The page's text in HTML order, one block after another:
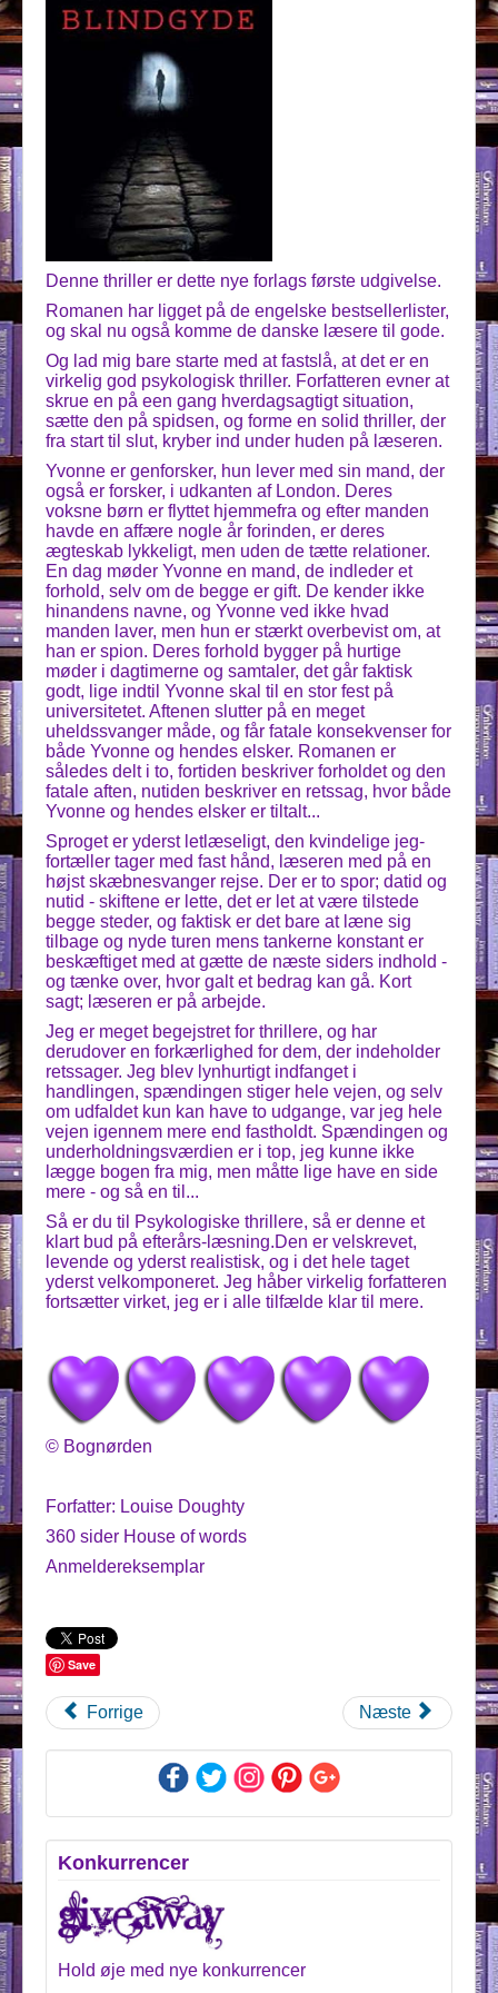
Denne thriller er dette nye forlags første udgivelse.
Romanen har ligget på de engelske bestsellerlister,
og skal nu også komme de danske læsere til gode.
Og lad mig bare starte med at fastslå, at det er en
virkelig god psykologisk thriller. Forfatteren evner at
skrue en på een gang hverdagsagtigt situation,
sætte den på spidsen, og forme en solid thriller, der
fra start til slut, kryber ind under huden på læseren.
Yvonne er genforsker, hun lever med sin mand, der
også er forsker, i udkanten af London. Deres
voksne børn er flyttet hjemmefra og efter manden
havde en affære nogle år forinden, er deres
ægteskab lykkeligt, men uden de tætte relationer.
En dag møder Yvonne en mand, de indleder et
forhold, selv om de begge er gift. De kender ikke
hinandens navne, og Yvonne ved ikke hvad
manden laver, men hun er stærkt overbevist om, at
han er spion. Deres forhold bygger på hurtige
møder i dagtimerne og samtaler, det går faktisk
godt, lige indtil Yvonne skal til en stor fest på
universitetet. Aftenen slutter på en meget
uheldssvanger måde, og får fatale konsekvenser for
både Yvonne og hendes elsker. Romanen er
således delt i to, fortiden beskriver forholdet og den
fatale aften, nutiden beskriver en retssag, hvor både
Yvonne og hendes elsker er tiltalt...
Sproget er yderst letlæseligt, den kvindelige jeg-
fortæller tager med fast hånd, læseren med på en
højst skæbnesvanger rejse. Der er to spor; datid og
nutid - skiftene er lette, det er let at være tilstede
begge steder, og faktisk er det bare at læne sig
tilbage og nyde turen mens tankerne konstant er
beskæftiget med at gætte de næste siders indhold -
og tænke over, hvor galt et bedrag kan gå. Kort
sagt; læseren er på arbejde.
Jeg er meget begejstret for thrillere, og har
derudover en forkærlighed for dem, der indeholder
retssager. Jeg blev lynhurtigt indfanget i
handlingen, spændingen stiger hele vejen, og selv
om udfaldet kun kan have to udgange, var jeg hele
vejen igennem mere end fastholdt. Spændingen og
underholdningsværdien er i top, jeg kunne ikke
lægge bogen fra mig, men måtte lige have en side
mere - og så en til...
Så er du til Psykologiske thrillere, så er denne et
klart bud på efterårs-læsning.Den er velskrevet,
levende og yderst realistisk, og i det hele taget
yderst velkomponeret. Jeg håber virkelig forfatteren
fortsætter virket, jeg er i alle tilfælde klar til mere.
© Bognørden
Forfatter: Louise Doughty
360 sider House of words
Anmeldereksemplar
Save
Forrige Næste
Konkurrencer
Hold øje med nye konkurrencer